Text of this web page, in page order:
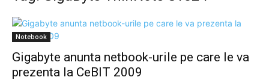
Notebook
Gigabyte anunta netbook-urile pe care le va
prezenta la CeBIT 2009